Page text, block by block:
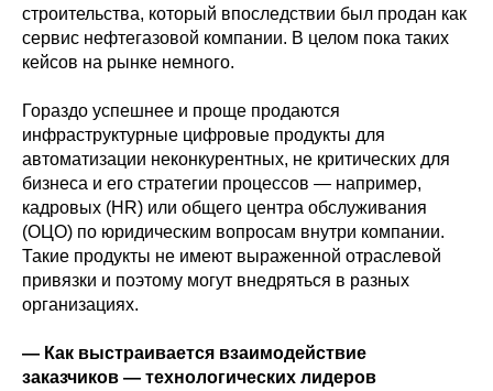
строительства, который впоследствии был продан как
сервис нефтегазовой компании. В целом пока таких
кейсов на рынке немного.
Гораздо успешнее и проще продаются
инфраструктурные цифровые продукты для
автоматизации неконкурентных, не критических для
бизнеса и его стратегии процессов — например,
кадровых (HR) или общего центра обслуживания
(ОЦО) по юридическим вопросам внутри компании.
Такие продукты не имеют выраженной отраслевой
привязки и поэтому могут внедряться в разных
организациях.
— Как выстраивается взаимодействие
заказчиков — технологических лидеров